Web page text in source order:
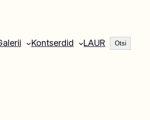
Kontserdid LAUR Otsi
Otsi